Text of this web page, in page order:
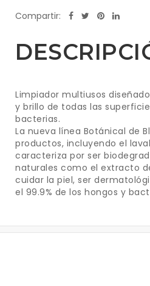
Compartir:
Limpiador multiusos
y brillo de todas las
bacterias.
La nueva línea Botánical de
productos, incluyendo el
caracteriza por ser
naturales como el extracto
cuidar la piel, ser
el 99.9% de los hongos y